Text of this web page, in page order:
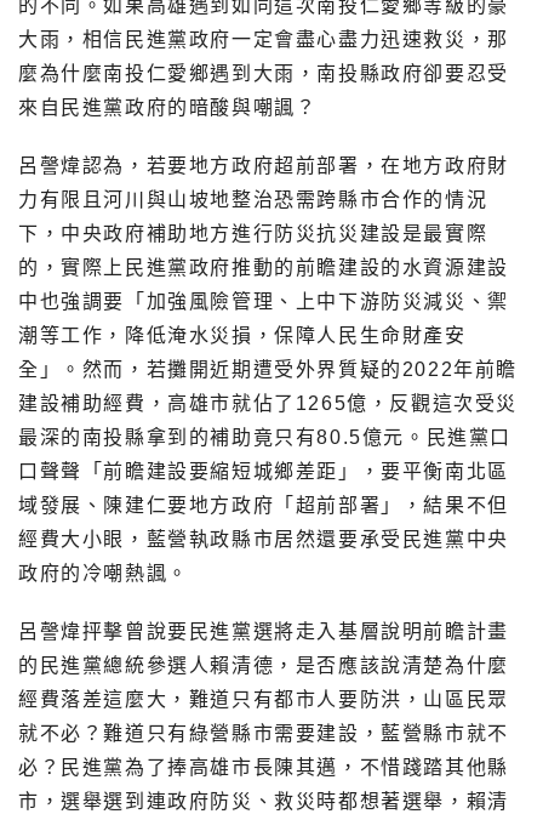
的不同。如果高雄遇到如同這次南投仁愛鄉等級的豪
大雨，相信民進黨政府一定會盡心盡力迅速救災，那
麼為什麼南投仁愛鄉遇到大雨，南投縣政府卻要忍受
來自民進黨政府的暗酸與嘲諷？
呂謦煒認為，若要地方政府超前部署，在地方政府財
力有限且河川與山坡地整治恐需跨縣市合作的情況
下，中央政府補助地方進行防災抗災建設是最實際
的，實際上民進黨政府推動的前瞻建設的水資源建設
中也強調要「加強風險管理、上中下游防災減災、禦
潮等工作，降低淹水災損，保障人民生命財產安
全」。然而，若攤開近期遭受外界質疑的2022年前瞻
建設補助經費，高雄市就佔了1265億，反觀這次受災
最深的南投縣拿到的補助竟只有80.5億元。民進黨口
口聲聲「前瞻建設要縮短城鄉差距」，要平衡南北區
域發展、陳建仁要地方政府「超前部署」，結果不但
經費大小眼，藍營執政縣市居然還要承受民進黨中央
政府的冷嘲熱諷。
呂謦煒抨擊曾說要民進黨選將走入基層說明前瞻計畫
的民進黨總統參選人賴清德，是否應該說清楚為什麼
經費落差這麼大，難道只有都市人要防洪，山區民眾
就不必？難道只有綠營縣市需要建設，藍營縣市就不
必？民進黨為了捧高雄市長陳其邁，不惜踐踏其他縣
市，選舉選到連政府防災、救災時都想著選舉，賴清